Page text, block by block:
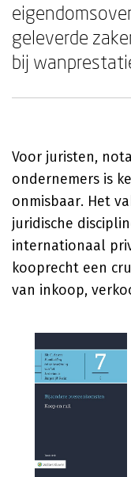
geleverde
bij
Voor juristen,
ondernemers is
onmisbaar. Het
juridische
internationaal
kooprecht een
van inkoop,